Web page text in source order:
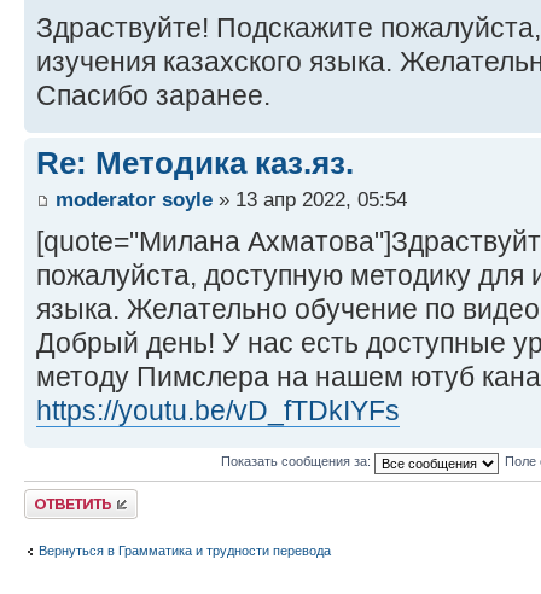
Здраствуйте! Подскажите
изучения казахского языка.
Спасибо заранее.
Re: Методика каз.яз.
moderator soyle » 13 апр 2022, 05:54
[quote="Милана
пожалуйста, доступную методику для
языка. Желательно обучение по
Добрый день! У нас есть доступные
методу Пимслера на нашем ютуб
https://youtu.be/vD_fTDkIYFs
Показать сообщения за: Поле
Ответить
Вернуться в Грамматика и трудности перевода